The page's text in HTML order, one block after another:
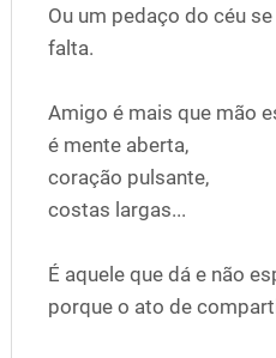
Ou um pedaço do céu
falta.
Amigo é mais que mão
é mente aberta,
coração pulsante,
costas largas...
É aquele que dá e não
porque o ato de